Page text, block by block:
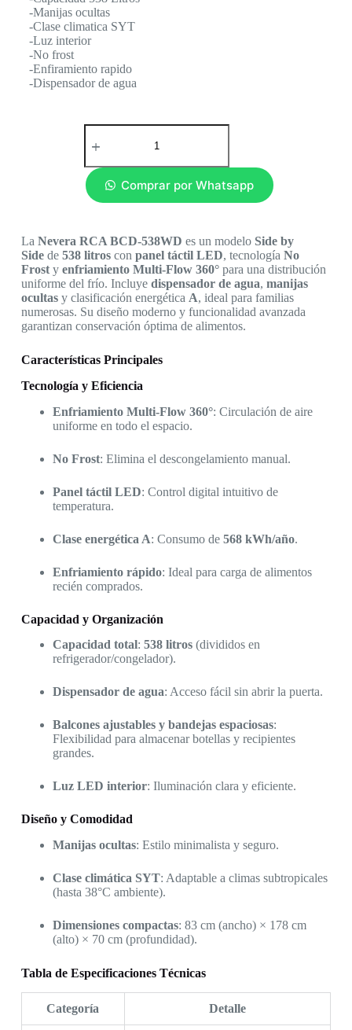
-Manijas ocultas
-Clase climatica SYT
-Luz interior
-No frost
-Enfiramiento rapido
-Dispensador de agua
Comprar por Whatsapp
La Nevera RCA BCD-538WD es un modelo Side by
Sidede 538 litroscon panel táctil LED, tecnología No
Frosty enfriamiento Multi-Flow 360°para una distribución
uniforme del frío. Incluye dispensador de agua, manijas
ocultasy clasificación energética A, ideal para familias
numerosas. Su diseño moderno y funcionalidad avanzada
garantizan conservación óptima de alimentos.
Características Principales
Tecnología y Eficiencia
Enfriamiento Multi-Flow 360°: Circulación de aire
uniforme en todo el espacio.
No Frost: Elimina el descongelamiento manual.
Panel táctil LED: Control digital intuitivo de
temperatura.
Clase energética A: Consumo de 568 kWh/año.
Enfriamiento rápido: Ideal para carga de alimentos
recién comprados.
Capacidad y Organización
Capacidad total: 538 litros(divididos en
refrigerador/congelador).
Dispensador de agua: Acceso fácil sin abrir la puerta.
Balcones ajustables y bandejas espaciosas:
Flexibilidad para almacenar botellas y recipientes
grandes.
Luz LED interior: Iluminación clara y eficiente.
Diseño y Comodidad
Manijas ocultas: Estilo minimalista y seguro.
Clase climática SYT: Adaptable a climas subtropicales
(hasta 38°C ambiente).
Dimensiones compactas: 83 cm (ancho) × 178 cm
(alto) × 70 cm (profundidad).
Tabla de Especificaciones Técnicas
Categoría Detalle